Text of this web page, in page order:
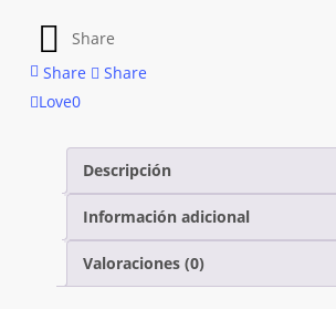
Share
Share
Share
Love0
Descripción
Información adicional
Valoraciones (0)